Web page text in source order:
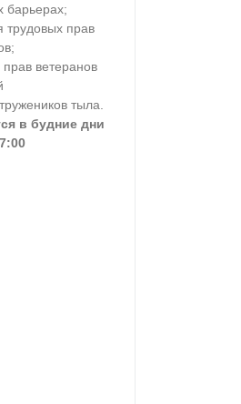
барьерах;
прав
ветеранов
тыла.
в будние дни